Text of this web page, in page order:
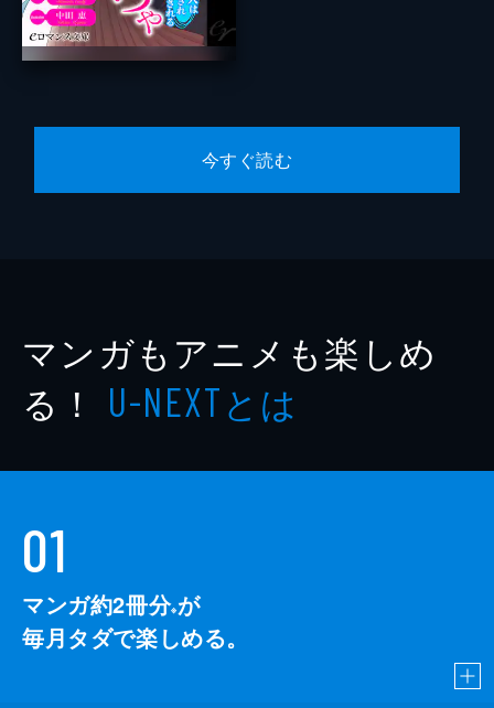
今すぐ読む
マンガもアニメも楽しめ
る！ U-NEXTとは
01
マンガ約2冊分※が
毎月タダで楽しめる。